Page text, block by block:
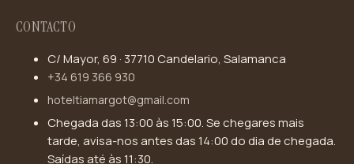
CONTACTO
C/ Mayor, 69 · 37710 Candelario, Salamanca
+34 619 366 930
hoteltiamargot@gmail.com
Chegada das 13:00 às 15:00. Se chegares mais
tarde, avisa-nos antes das 14:00 do dia de chegada.
Saídas até às 11:30.